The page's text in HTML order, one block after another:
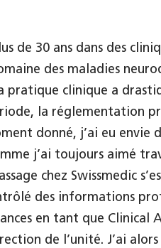
de 30 ans dans des
des maladies
pratique clinique a
la réglementation
donné, j’ai eu envie
j’ai toujours aimé
chez Swissmedic
des informations
en tant que Clinical
de l’unité. J’ai